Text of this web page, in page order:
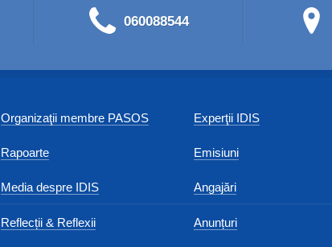
060088544
Organizaţii membre PASOS
Rapoarte
Media despre IDIS
Reflecții & Reflexii
Experţii IDIS
Emisiuni
Angajări
Anunțuri